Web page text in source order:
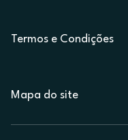
Termos e Condições
Mapa do site